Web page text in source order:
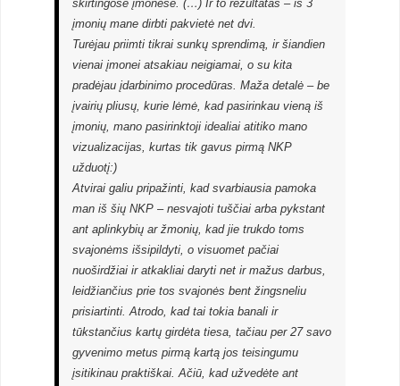
skirtingose įmonėse. (…) Ir to rezultatas – iš 3
įmonių mane dirbti pakvietė net dvi.
Turėjau priimti tikrai sunkų sprendimą, ir šiandien
vienai įmonei atsakiau neigiamai, o su kita
pradėjau įdarbinimo procedūras. Maža detalė – be
įvairių pliusų, kurie lėmė, kad pasirinkau vieną iš
įmonių, mano pasirinktoji idealiai atitiko mano
vizualizacijas, kurtas tik gavus pirmą NKP
užduotį:)
Atvirai galiu pripažinti, kad svarbiausia pamoka
man iš šių NKP – nesvajoti tuščiai arba pykstant
ant aplinkybių ar žmonių, kad jie trukdo toms
svajonėms išsipildyti, o visuomet pačiai
nuoširdžiai ir atkakliai daryti net ir mažus darbus,
leidžiančius prie tos svajonės bent žingsneliu
prisiartinti. Atrodo, kad tai tokia banali ir
tūkstančius kartų girdėta tiesa, tačiau per 27 savo
gyvenimo metus pirmą kartą jos teisingumu
įsitikinau praktiškai. Ačiū, kad užvedėte ant